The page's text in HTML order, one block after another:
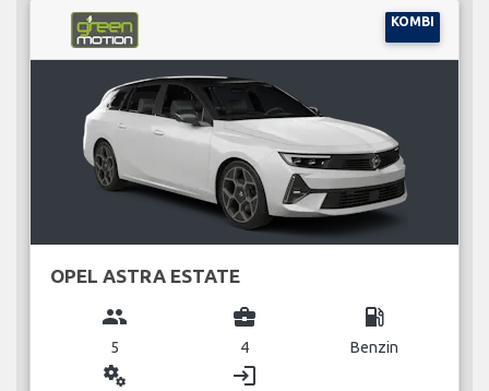
KOMBI
OPEL ASTRA ESTATE
group
5
business_center
4
local_gas_station
Benzin
miscellaneous_services login